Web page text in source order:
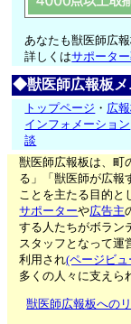
あなたも獣医師広
詳しくはサポータ
◆獣医師広報板メ
トップページ ・ 広
インフォメーション
談
獣医師広報板は、町
る」「獣医師が広報
ことを主たる目的と
サポーターや広告主
する人たちがボラン
スタッフとなって運
利用され(ページビ
多くの人々に支えら
獣医師広報板への